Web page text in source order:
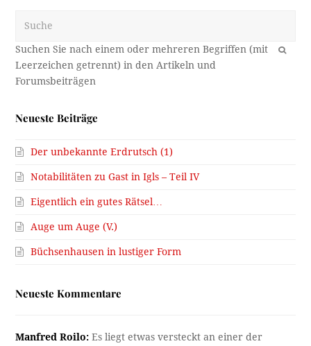
OK
Neueste Beiträge
Der unbekannte Erdrutsch (1)
Notabilitäten zu Gast in Igls – Teil IV
Eigentlich ein gutes Rätsel…
Auge um Auge (V.)
Büchsenhausen in lustiger Form
Neueste Kommentare
Manfred Roilo: Es liegt etwas versteckt an einer der